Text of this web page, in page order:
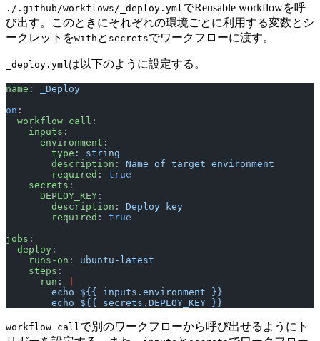
./.github/workflows/_deploy.ymlでReusable workflowを呼
び出す。このときにそれぞれの環境ごとに利用する変数とシ
ークレットをwith と secretsでワークフローに渡す。
_deploy.ymlは以下のように設定する。
name :
_Deploy
on :
  workflow_call
:
    inputs
:
      environment
:
        type
: string
        description
: Name of target environment
        required
: true
    secrets
:
      DEPLOY_KEY
:
        description
: Deploy key
        required
: true
jobs :
  deploy
:
    runs-on
: ubuntu-latest
    steps
:
      run
:
        echo ${{ inputs.environment }}
        echo ${{ secrets.DEPLOY_KEY }}
workflow_callで別のワークフローから呼び出せるようにト